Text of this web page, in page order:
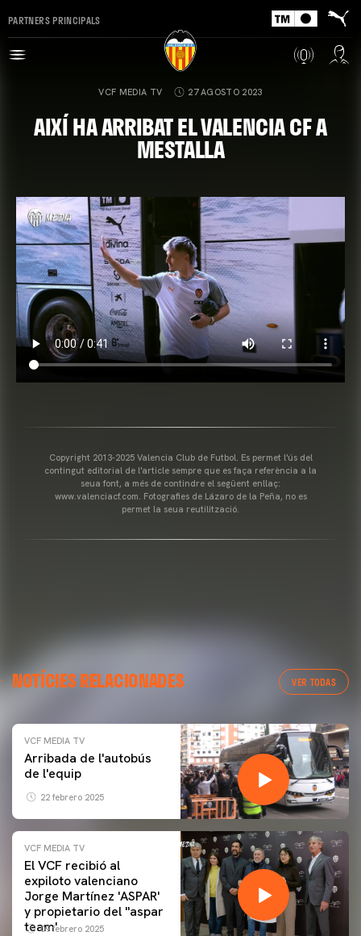
PARTNERS PRINCIPALS
VCF MEDIA TV 27 AGOSTO 2023
AIXÍ HA ARRIBAT EL VALENCIA CF A
MESTALLA
Copyright 2013-2025 Valencia Club de Futbol. Es permet l'ús del
contingut editorial de l'article sempre que es faça referència a la
seua font, a més de contindre el següent enllaç:
www.valenciacf.com. Fotografies de Lázaro de la Peña, no es
permet la seua reutilització.
NOTÍCIES RELACIONADES VER TODAS
VCF MEDIA TV
Arribada de l'autobús
de l'equip
22 febrero 2025
VCF MEDIA TV
El VCF recibió al
expiloto valenciano
Jorge Martínez 'ASPAR'
y propietario del ''aspar
team'
09 febrero 2025